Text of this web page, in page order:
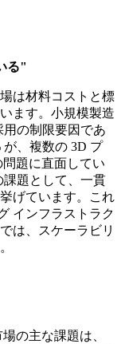
る"
は材料コストと標
ます。小規模製造
の制限要因であ
が、複数の 3D プ
題に直面してい
課題として、一貫
げています。これ
インフラストラク
は、スケーラビリ
の主な課題は、